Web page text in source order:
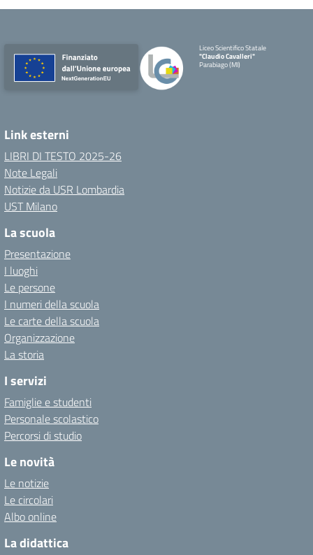
Liceo Scientifico Statale
"Claudio Cavalleri"
Parabiago (MI)
Link esterni
LIBRI DI TESTO 2025-26
Note Legali
Notizie da USR Lombardia
UST Milano
La scuola
Presentazione
I luoghi
Le persone
I numeri della scuola
Le carte della scuola
Organizzazione
La storia
I servizi
Famiglie e studenti
Personale scolastico
Percorsi di studio
Le novità
Le notizie
Le circolari
Albo online
La didattica